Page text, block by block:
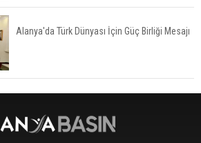
Manavgat’ta ani manevra kazayı beraberinde
getirdi: 3 yaralı
Alanya'da Türk Dünyası İçin Güç Birliği Mesajı